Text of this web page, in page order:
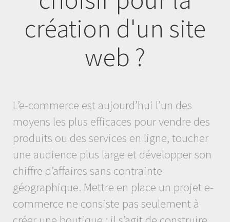
création d'un site
web ?
L’e-commerce est aujourd’hui l’un des
moyens les plus efficaces pour vendre des
produits ou des services en ligne, toucher
une audience plus large et développer son
chiffre d’affaires sans contrainte
géographique. Mettre en place un projet e-
commerce ne consiste pas seulement à